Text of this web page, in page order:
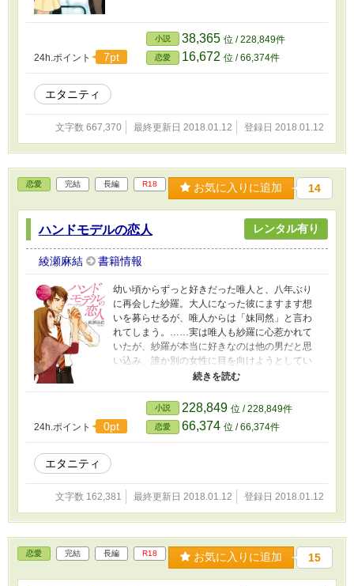
24h.ポイント 7pt
小説 38,365 位 / 228,849件
恋愛 16,672 位 / 66,374件
エタニティ
文字数 667,370 最終更新日 2018.01.12 登録日 2018.01.12
恋愛 完結 長編 R18 お気に入りに追加 14
ハンドモデルの恋人 レンタル有り
綾瀬麻結 書籍情報
幼い頃からずっと好きだった唯人と、八年ぶり
に再会した紗羅。大人になった彼にますます想
いを募らせるが、唯人からは「妹同然」と言わ
れてしまう。……実は唯人も紗羅に心惹かれて
いたが、紗羅が本当に好きなのは他の男だと思
い込み、誰か別の女性に目を向けようとしてい
た。そんなとき唯人の目を引いたのは、ジュエ
「手」。彼はその手の持ち主を探し出そうとす
るが――。運命に導かれた二人の、感動のラブ
ストーリー！
24h.ポイント 0pt
小説 228,849 位 / 228,849件
恋愛 66,374 位 / 66,374件
エタニティ
文字数 162,381 最終更新日 2018.01.12 登録日 2018.01.12
恋愛 完結 長編 R18 お気に入りに追加 15